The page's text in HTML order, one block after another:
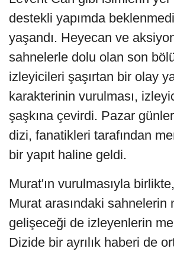
destekli yapımda
yaşandı. Heyecan ve
sahnelerle dolu olan son
izleyicileri şaşırtan bir olay
karakterinin vurulması,
şaşkına çevirdi. Pazar
dizi, fanatikleri tarafından
bir yapıt haline geldi.
Murat'ın vurulmasıyla
Murat arasındaki sahnelerin
gelişeceği de izleyenlerin
Dizide bir ayrılık haberi de